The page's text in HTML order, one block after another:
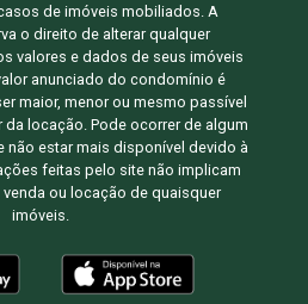
de imóveis mobiliados. A
o direito de alterar qualquer
valores e dados de seus imóveis
anunciado do condomínio é
maior, menor ou mesmo passível
locação. Pode ocorrer de algum
não estar mais disponível devido à
feitas pelo site não implicam
venda ou locação de quaisquer
imóveis.